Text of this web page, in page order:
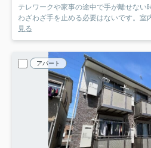
テレワークや家事の途中で手が離せない
わざわざ手を止める必要はないです。室
見る
アパート